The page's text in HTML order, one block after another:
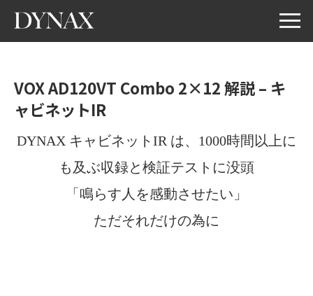
VOX AD120VT Combo 2×12 解説 – キ
ャビネットIR
DYNAX キャビネットIR は、1000時間以上に
も及ぶ収録と検証テストに没頭
「鳴らす人を感動させたい」
ただそれだけの為に